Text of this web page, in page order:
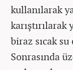
kullanılarak
biraz sıcak
Sonrasında